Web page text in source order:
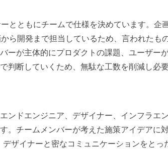
とともにチームで仕様を決めています。企
ら開発まで担当しているため、言われたも
ーが主体的にプロダクトの課題、ユーザー
判断していくため、無駄な工数を削減し必
ンドエンジニア、デザイナー、インフラエ
。チームメンバーが考えた施策アイデアに
ザイナーと密なコミュニケーションをとっ